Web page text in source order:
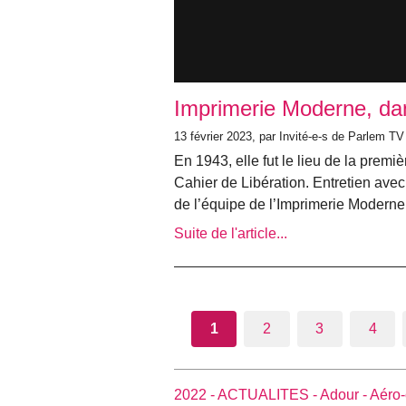
Imprimerie Moderne,
13 février 2023, par Invité-e-s de Parlem TV
En 1943, elle fut le lieu de la
Cahier de Libération. Entretien
de l’équipe de l’Imprimerie
Suite de l'article...
1 2 3 4
2022 -ACTUALITES -Adour -